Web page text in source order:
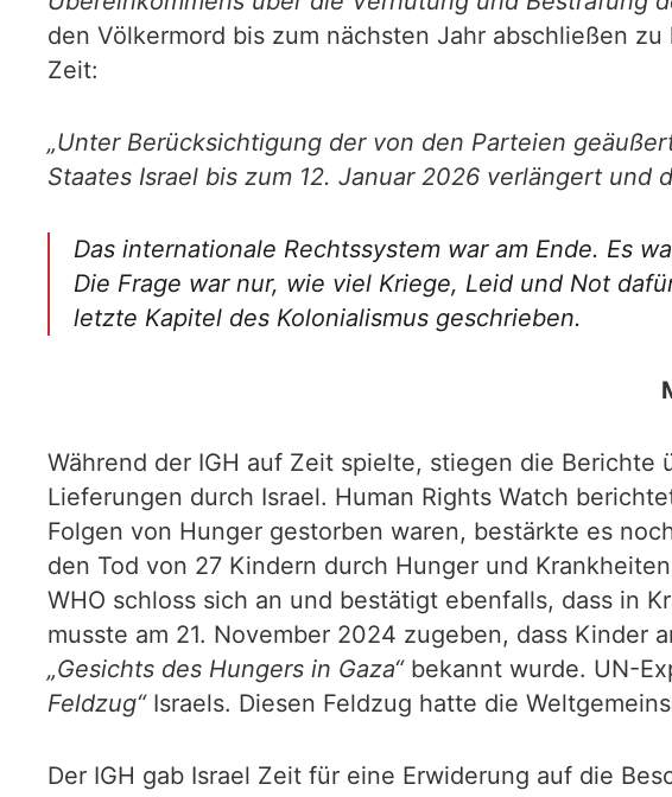
den Völkermord bis zum nächsten Jahr abschließen
Zeit:
„Unter Berücksichtigung der von den Parteien
Staates Israel bis zum 12. Januar 2026 verlängert
Das internationale Rechtssystem war am Ende. Es
Die Frage war nur, wie viel Kriege, Leid und Not
letzte Kapitel des Kolonialismus geschrieben.
Während der IGH auf Zeit spielte, stiegen die
Lieferungen durch Israel. Human Rights Watch
Folgen von Hunger gestorben waren, bestärkte es
den Tod von 27 Kindern durch Hunger und
WHO schloss sich an und bestätigt ebenfalls, dass in
musste am 21. November 2024 zugeben, dass Kinder
„Gesichts des Hungers in Gaza“ bekannt wurde. UN-
Feldzug“Israels. Diesen Feldzug hatte die
Der IGH gab Israel Zeit für eine Erwiderung auf die